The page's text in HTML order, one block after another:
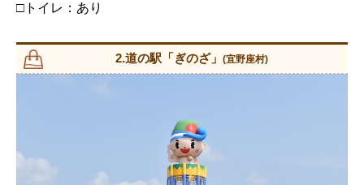
□トイレ：あり
2.道の駅「ぎのざ」(宜野座村)